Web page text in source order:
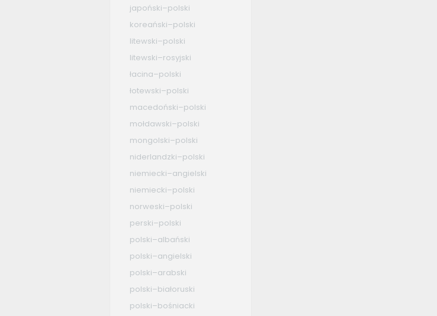
japoński–polski
koreański–polski
litewski–polski
litewski–rosyjski
łacina–polski
łotewski–polski
macedoński–polski
mołdawski–polski
mongolski–polski
niderlandzki–polski
niemiecki–angielski
niemiecki–polski
norweski–polski
perski–polski
polski–albański
polski–angielski
polski–arabski
polski–białoruski
polski–bośniacki